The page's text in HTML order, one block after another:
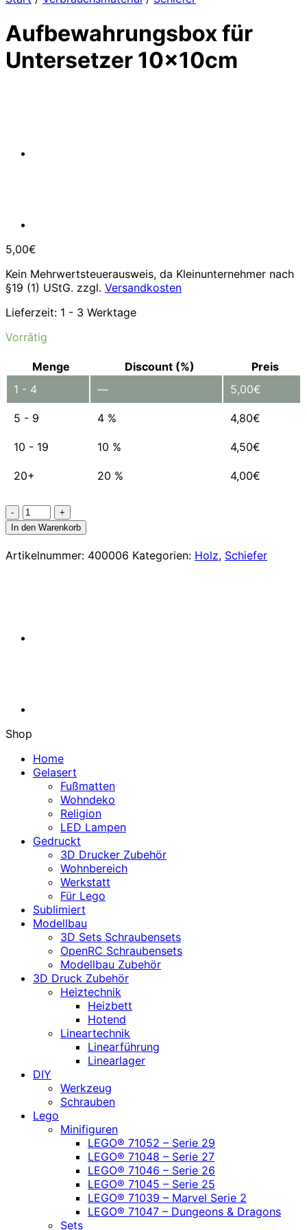
Aufbewahrungsbox für
Untersetzer 10x10cm
5,00€
Kein Mehrwertsteuerausweis, da Kleinunternehmer nach
§19 (1) UStG. zzgl. Versandkosten
Lieferzeit: 1 - 3 Werktage
Vorrätig
Menge Discount (%)
Preis
1 - 4
— 5,00€
5 - 9 4 % 4,80€
10 - 19 10 % 4,50€
20+ 20 % 4,00€
Aufbewahrungsbox
für
Untersetzer
10x10cm
In den Warenkorb
Artikelnummer: 400006 Kategorien: Holz, Schiefer
Shop
Home
Gelasert
Fußmatten
Wohndeko
Religion
LED Lampen
Gedruckt
3D Drucker Zubehör
Wohnbereich
Werkstatt
Für Lego
Sublimiert
Modellbau
3D Sets Schraubensets
OpenRC Schraubensets
Modellbau Zubehör
3D Druck Zubehör
Heiztechnik
Heizbett
Hotend
Lineartechnik
Linearführung
Linearlager
DIY
Werkzeug
Schrauben
Lego
Minifiguren
LEGO® 71052 – Serie 29
LEGO® 71048 – Serie 27
LEGO® 71046 – Serie 26
LEGO® 71045 – Serie 25
LEGO® 71039 – Marvel Serie 2
LEGO® 71047 – Dungeons & Dragons
Sets